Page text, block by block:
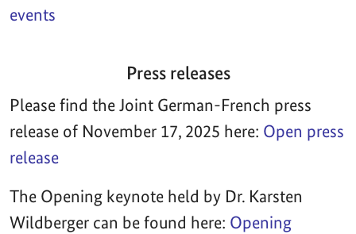
events
Press releases
Please find the Joint German-French press
release of November 17, 2025 here: Open press
release
The Opening keynote held by Dr. Karsten
Wildberger can be found here: Opening